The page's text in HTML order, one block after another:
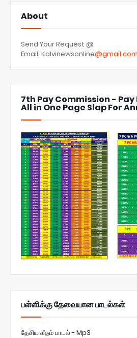
About
Send Your Request @
Email: Kalvinewsonline@gmail.com
7th Pay Commission - Pay
All in One Page Slap For
பள்ளிக்கு தேவையான பாடல்கள்
தேசிய கீதம் பாடல் - Mp3